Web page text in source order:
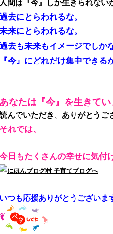
人間は『今』しか生きられない
過去にとらわれるな。
未来にとらわれるな。
過去も未来もイメージでしか
『今』にどれだけ集中できるか
あなたは『今』を生きてい
読んでいただき、ありがとうご
それでは、
今日もたくさんの幸せに気付
いつも応援ありがとうございま